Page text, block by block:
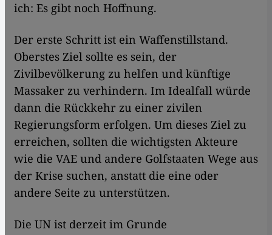
ich: Es gibt noch Hoffnung.
Der erste Schritt ist ein Waffenstillstand.
Oberstes Ziel sollte es sein, der
Zivilbevölkerung zu helfen und künftige
Massaker zu verhindern. Im Idealfall würde
dann die Rückkehr zu einer zivilen
Regierungsform erfolgen. Um dieses Ziel zu
erreichen, sollten die wichtigsten Akteure
wie die VAE und andere Golfstaaten Wege aus
der Krise suchen, anstatt die eine oder
andere Seite zu unterstützen.
Die UN ist derzeit im Grunde